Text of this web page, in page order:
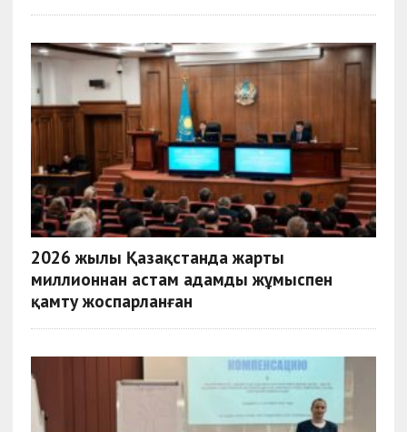
2026 жылы Қазақстанда жарты
миллионнан астам адамды жұмыспен
қамту жоспарланған